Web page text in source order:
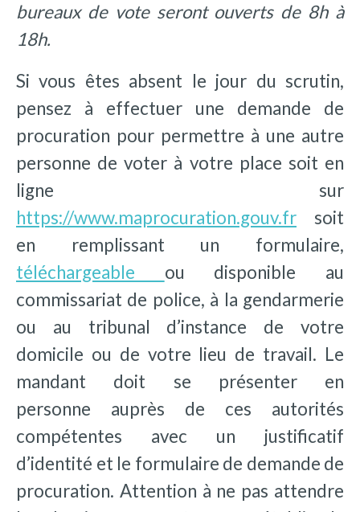
bureaux de vote seront ouverts de 8h à
18h.
Si vous êtes absent le jour du scrutin,
pensez à effectuer une demande de
procuration pour permettre à une autre
personne de voter à votre place soit en
ligne sur
https://www.maprocuration.gouv.fr soit
en remplissant un formulaire,
téléchargeable ou disponible au
commissariat de police, à la gendarmerie
ou au tribunal d’instance de votre
domicile ou de votre lieu de travail. Le
mandant doit se présenter en
personne auprès de ces autorités
compétentes avec un justificatif
d’identité et le formulaire de demande de
procuration. Attention à ne pas attendre